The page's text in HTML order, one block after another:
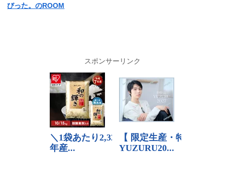
びった。のROOM
スポンサーリンク